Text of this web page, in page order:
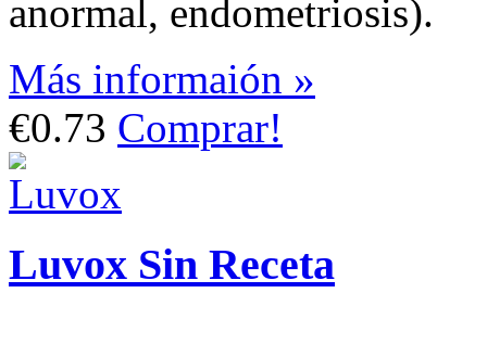
anormal, endometriosis).
Más informaión »
€0.73 Comprar!
Luvox Sin Receta